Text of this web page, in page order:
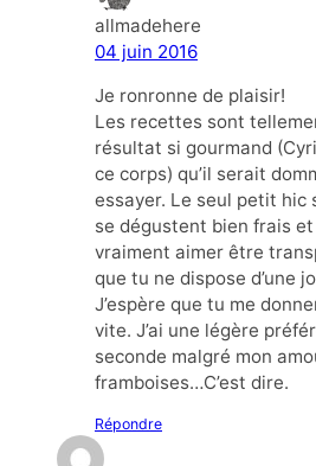
allmadehere
04 juin 2016
Je ronronne de plaisir!
Les recettes sont
résultat si gourmand
ce corps) qu’il serait
essayer. Le seul petit hic
se dégustent bien frais
vraiment aimer être
que tu ne dispose d’une
J’espère que tu me
vite. J’ai une légère
seconde malgré mon
framboises…C’est dire.
Répondre